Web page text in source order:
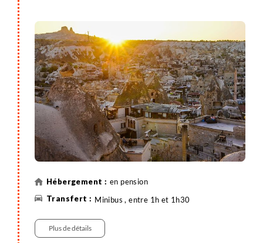
en pension
Minibus , entre 1h et 1h30
Plus de détails